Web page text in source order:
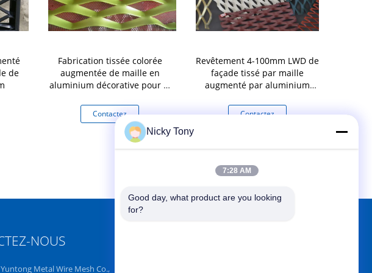
de
Fabrication tissée colorée
augmentée de maille en
aluminium décorative pour la
Contactez
Revêtement 4-100mm LWD de
façade tissé par maille
augmenté par aluminium
Contactez
NOUS
Metal Wire Mesh Co.,
Nicky Tony
7:28 AM
Good day, what product are you looking
for?